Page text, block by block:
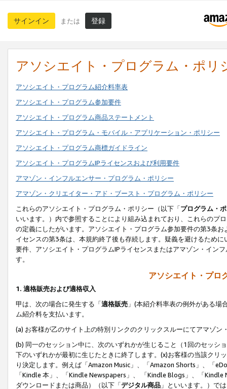
サインイン または 登録
アソシエイト・プログラム・ポリ
アソシエイト・プログラム紹介料率表
アソシエイト・プログラム参加要件
アソシエイト・プログラム商品ステートメント
アソシエイト・プログラム・モバイル・アプリケーション・ポリシー
アソシエイト・プログラム商標ガイドライン
アソシエイト・プログラムIPライセンスおよび利用要件
アマゾン・インフルエンサー・プログラム・ポリシー
アマゾン・クリエイター・アド・ブースト・プログラム・ポリシー
これらのアソシエイト・プログラム・ポリシー（以下「プログラム・
いいます。）内で参照することにより組み込まれており、これらのプ
の定義にしたがいます。アソシエイト・プログラム参加要件の第3条
イセンスの第3条は、本規約終了後も存続します。疑義を避けるため
要件、アソシエイト・プログラムIPライセンスまたはアマゾン・イン
す。
アソシエイト・プロ
1. 適格販売および適格収入
甲は、次の場合に発生する「適格販売 」(本紹介料率表の例外がある
ム紹介料を支払います。
(a) お客様が乙のサイト上の特別リンクのクリックスルーにてアマゾン
(b) 同一のセッション中に、次のいずれかが生じること（1回のセッシ
下のいずれかが最初に生じたときに終了します。(x)お客様の当該ク
り決定します。例えば「Amazon Music」、「Amazon Shorts」、「
「Kindle 本」、「Kindle Newspapers」、 「Kindle Blogs」、「
ダウンロードまたは商品）（以下「デジタル商品 」といいます。）で